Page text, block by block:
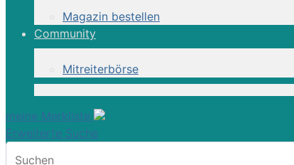
Magazin bestellen
Community
Mitreiterbörse
meine Merkliste
Erweiterte Suche